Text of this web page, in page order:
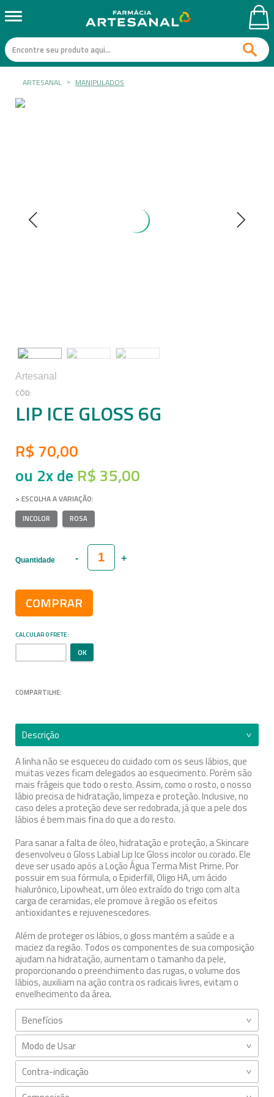
ARTESANAL MANIPULADOS
Artesanal
LIP ICE GLOSS 6G
R$ 70,00
ou 2xde R$ 35,00
VARIAÇÃO
INCOLOR ROSA
Quantidade
COMPRAR
CALCULAR O FRETE
COMPARTILHE:
Descrição
A linha não se esqueceu do cuidado com os seus lábios, que
muitas vezes ficam delegados ao esquecimento. Porém são
mais frágeis que todo o resto. Assim, como o rosto, o nosso
lábio precisa de hidratação, limpeza e proteção. Inclusive, no
caso deles a proteção deve ser redobrada, já que a pele dos
lábios é bem mais fina do que a do resto.
Para sanar a falta de óleo, hidratação e proteção, a Skincare
desenvolveu o Gloss Labial Lip Ice Gloss incolor ou corado. Ele
deve ser usado após a Loção Água Terma Mist Prime. Por
possuir em sua fórmula, o Epiderfill, Oligo HA, um ácido
hialurônico, Lipowheat, um óleo extraído do trigo com alta
carga de ceramidas, ele promove à região os efeitos
antioxidantes e rejuvenescedores.
Além de proteger os lábios, o gloss mantém a saúde e a
maciez da região. Todos os componentes de sua composição
ajudam na hidratação, aumentam o tamanho da pele,
proporcionando o preenchimento das rugas, o volume dos
lábios, auxiliam na ação contra os radicais livres, evitam o
envelhecimento da área.
Benefícios
Modo de Usar
Contra-indicação